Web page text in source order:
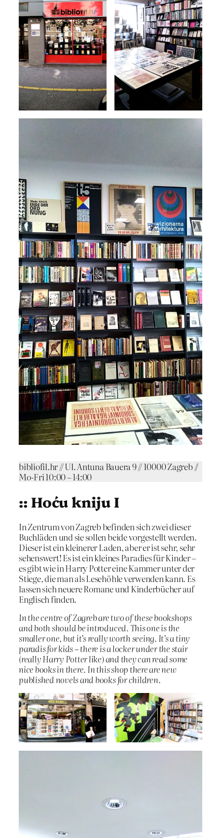
bibliofil.hr // Ul. Antuna Bauera 9 // 10000 Zagreb //
Mo-Fri 10:00 – 14:00
:: Hoću kniju I
In Zentrum von Zagreb befinden sich zwei dieser
Buchläden und sie sollen beide vorgestellt werden.
Dieser ist ein kleinerer Laden, aber er ist sehr, sehr
sehenswert! Es ist ein kleines Paradies für Kinder –
es gibt wie in Harry Potter eine Kammer unter der
Stiege, die man als Lesehöhle verwenden kann. Es
lassen sich neuere Romane und Kinderbücher auf
Englisch finden.
In the centre of Zagreb are two of these bookshops
and both should be introduced. This one is the
smaller one, but it’s really worth seeing. It’s a tiny
paradis for kids – there is a locker under the stair
(really Harry Potter like) and they can read some
nice books in there. In this shop there are new
published novels and books for children.